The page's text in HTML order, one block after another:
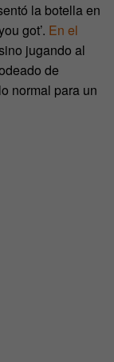
la botella en
got’. En el
jugando al
de
normal para un